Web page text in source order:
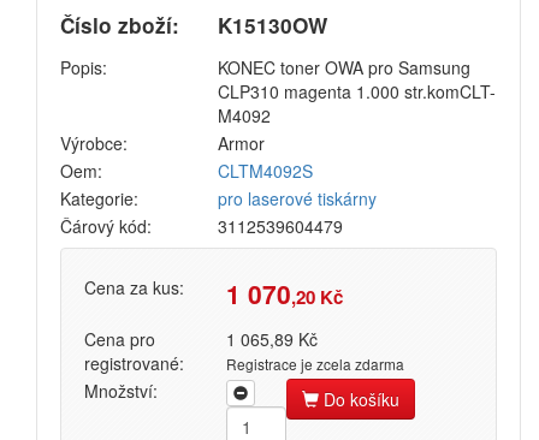
Výrobci
Náplně
pro laserové tiskárny
pro jehličkové tiskárny
pro kopírovací stroje
Ostatní
Label tape
Papíry a fólie
Číslo zboží: K15130OW
Popis:
KONEC toner OWA pro Samsung
CLP310 magenta 1.000 str.komCLT-
M4092
Výrobce:
Armor
Oem:
CLTM4092S
Kategorie:
pro laserové tiskárny
Čárový kód:
3112539604479
Cena za kus: 1 070,20 Kč
Cena pro
registrované:
1 065,89 Kč
Registrace je zcela zdarma
Množství: Do košíku